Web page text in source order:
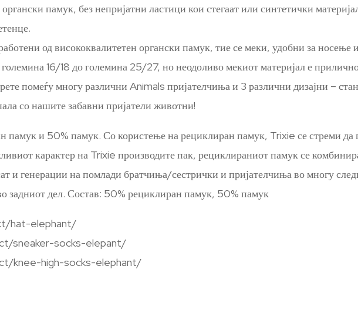
памук, без непријатни ластици кои стегаат или синтетички
од висококвалитетен органски памук, тие се меки, удобни за носење
16/18 до големина 25/27, но неодоливо мекиот материјал е
помеѓу многу различни Animals пријателчиња и 3 различни дизајни –
со нашите забавни пријатели животни!
памук и 50% памук. Со користење на рециклиран памук, Trixie се стреми да
карактер на Trixie производите пак, рециклираниот памук се
и генерации на помлади братчиња/сестрички и пријателчиња во многу
задниот дел. Состав: 50% рециклиран памук, 50% памук
hat-elephant/
sneaker-socks-elepant/
knee-high-socks-elephant/